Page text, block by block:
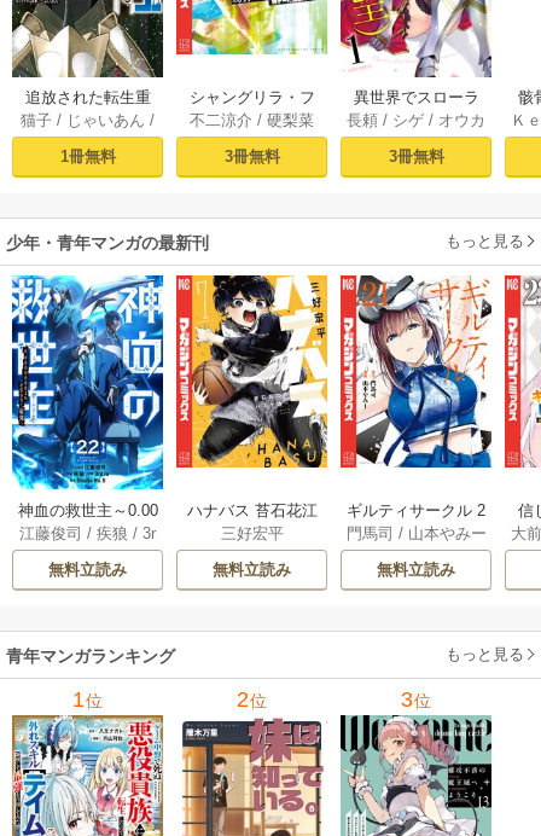
追放された転生重
騎士はゲーム知識
で無双する（１）
猫子 / じゃいあん /
武六甲理衣
1冊無料
シャングリラ・フ
ロンティア（１）
～クソゲーハン
ター、神ゲーに挑
不二涼介 /硬梨菜
3冊無料
異世界でスローラ
イフを（願望） 1
長頼 / シゲ / オウカ
3冊無料
骸
異
Ｋ
少年・青年マンガの最新刊 もっと見る
神血の救世主～0.00
000001％を引き当
て最強へ～【電子
書籍特典付】 22巻
江藤俊司 /疾狼 /3r
d Ie/Studio No.9
無料立読み
ハナバス 苔石花江
のバスケ論 7巻
三好宏平
無料立読み
ギルティサークル 2
1巻
門馬司 / 山本やみー
無料立読み
信
に
の
れ
メ
大
青年マンガランキング もっと見る
1位 2位 3位